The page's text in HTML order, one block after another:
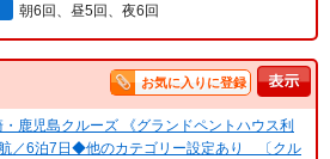
朝6回、昼5回、夜6回
お気に入りに登録
・鹿児島クルーズ 《グランドペントハウス利
／6泊7日◆他のカテゴリー設定あり 〔クル